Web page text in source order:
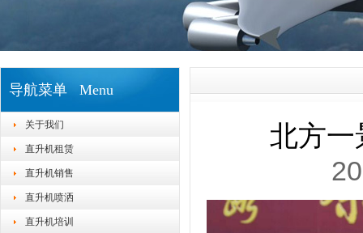
导航菜单 Menu
关于我们
直升机租赁
直升机销售
直升机喷洒
直升机培训
北方一